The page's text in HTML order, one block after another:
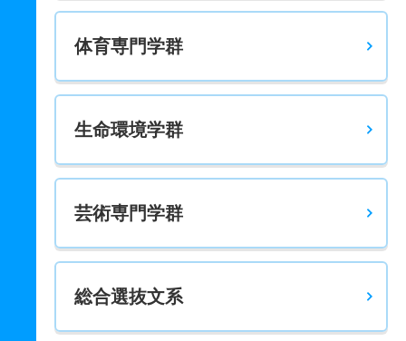
体育専門学群
生命環境学群
芸術専門学群
総合選抜文系